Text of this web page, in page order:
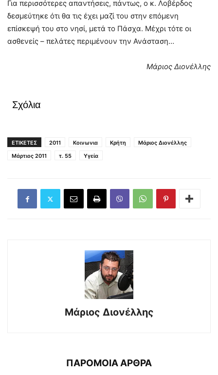
Για περισσότερες απαντήσεις, πάντως, ο κ. Λοβέρδος
δεσμεύτηκε ότι θα τις έχει μαζί του στην επόμενη
επίσκεψή του στο νησί, μετά το Πάσχα. Μέχρι τότε οι
ασθενείς – πελάτες περιμένουν την Ανάσταση…
Μάριος Διονέλλης
Σχόλια
ΕΤΙΚΕΤΕΣ 2011 Κοινωνια Κρήτη
Μάριος Διονέλλης
Μάρτιος 2011
τ. 55 Υγεία
Μάριος Διονέλλης
ΠΑΡΟΜΟΙΑ ΑΡΘΡΑ